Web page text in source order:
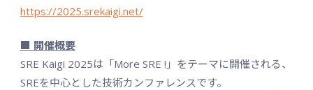
https://2025.srekaigi.net/
■ 開催概要
SRE Kaigi 2025は「More SRE !」をテーマに開催される、
SREを中心とした技術カンファレンスです。